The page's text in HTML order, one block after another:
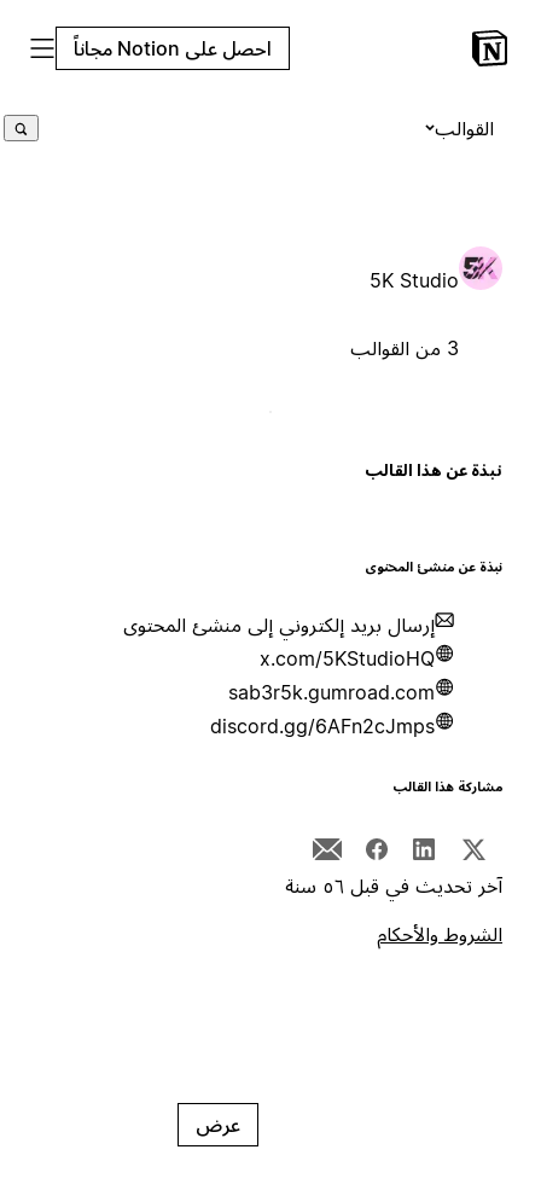
احصل على Notion مجاناً
القوالب
5K Studio
عن هذا القالب
عن منشئ المحتوى
إرسال بريد إلكتروني إلى منشئ المحتوى
x.com/5KStudioHQ
sab3r5k.gumroad.com
discord.gg/6AFn2cJmps
هذا القالب
تحديث في قبل ٥٦ سنة
والأحكام
عرض